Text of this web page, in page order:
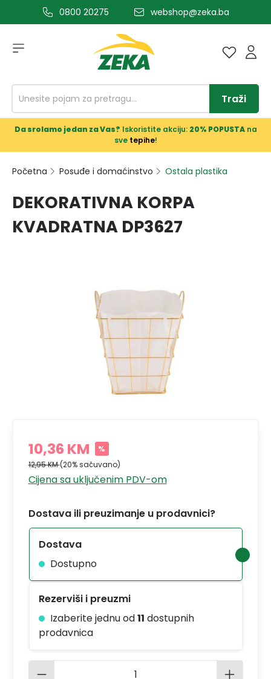
glavni sadržaj0800 20275 webshop@zeka.ba
Traži
Da srolamo jedan za Vas? Iskoristite akciju: 20% POPUSTAna
sve tepihe!
Početna Posuđe i domaćinstvo Ostala plastika
DEKORATIVNA KORPA
KVADRATNA DP3627
10,36 KM %
12,95 KM(20% sačuvano)
Cijena sa uključenim PDV-om
Dostava ili preuzimanje u prodavnici?
Dostava
Dostupno
Rezerviši i preuzmi
Izaberite jednu od11 dostupnih
prodavnica
Količina proizvoda: Unesite